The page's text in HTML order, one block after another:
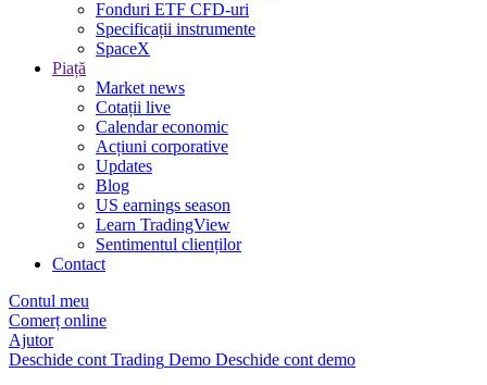
Fonduri ETF CFD-uri
Specificații instrumente
SpaceX
Piață
Market news
Cotații live
Calendar economic
Acțiuni corporative
Updates
Blog
US earnings season
Learn TradingView
Sentimentul clienților
Contact
Contul meu
Comerț online
Ajutor
Deschide cont Trading Demo Deschide cont demo